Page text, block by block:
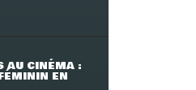
AU CINÉMA :
EN